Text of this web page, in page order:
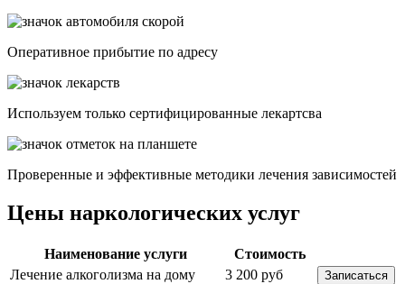
Опеpативное прибытие по адресу
Используем только сертифицированные лекартсва
Проверенные и эффективные методики лечения зависимостей
Цены наркологических услуг
Наименование услуги
Стоимость
Лечение алкоголизма на дому
3 200 руб Записаться